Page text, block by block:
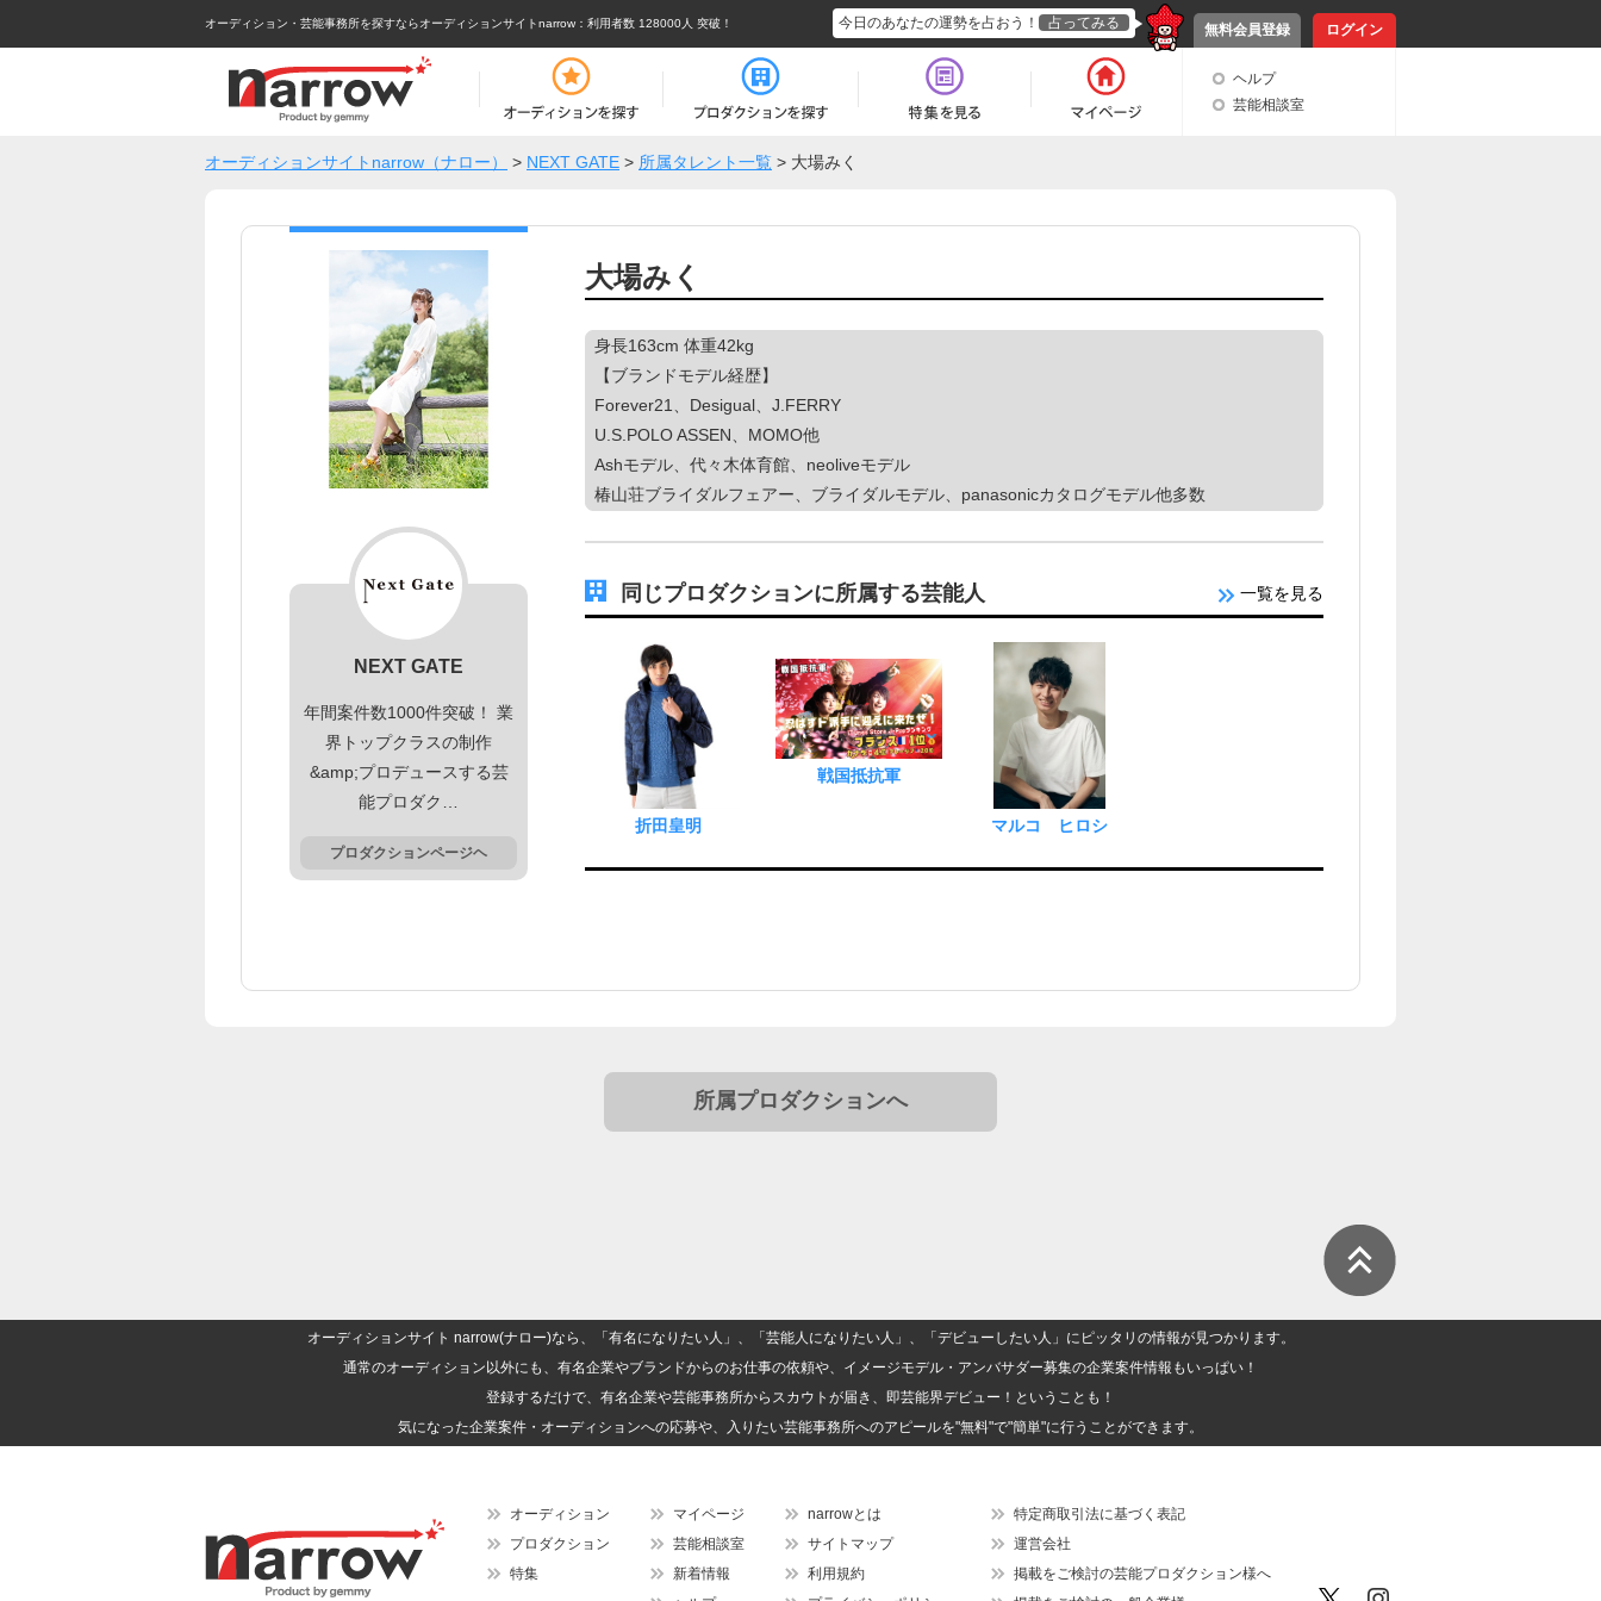
オーディション・芸能事務所を探すならオーディションサイトnarrow ：利用者数 128000人 突破！ 無料会員登録 ログイン
今日のあなたの運勢を占おう！ 占ってみる
ヘルプ
芸能相談室
オーディションサイトnarrow（ナロー） > NEXT GATE > 所属タレント一覧 > 大場みく
NEXT GATE
年間案件数1000件突破！ 業
界トップクラスの制作
&amp;プロデュースする芸
能プロダク…
プロダクションページヘ
大場みく
身長163cm 体重42kg
【ブランドモデル経歴】
Forever21、Desigual、J.FERRY
U.S.POLO ASSEN、MOMO他
Ashモデル、代々木体育館、neoliveモデル
椿山荘ブライダルフェアー、ブライダルモデル、panasonicカタログモデル他多数
同じプロダクションに所属する芸能人 一覧を見る
折田皇明
戦国抵抗軍
マルコ ヒロシ
所属プロダクションへ
オーディションサイト narrow(ナロー)なら、「有名になりたい人」、「芸能人になりたい人」、「デビューしたい人」にピッタリの情報が見つかります。
通常のオーディション以外にも、有名企業やブランドからのお仕事の依頼や、イメージモデル・アンバサダー募集の企業案件情報もいっぱい！
登録するだけで、有名企業や芸能事務所からスカウトが届き、即芸能界デビュー！ということも！
気になった企業案件・オーディションへの応募や、入りたい芸能事務所へのアピールを"無料"で"簡単"に行うことができます。
オーディション
プロダクション
特集
マイページ
芸能相談室
新着情報
narrowとは
サイトマップ
利用規約
特定商取引法に基づく表記
運営会社
掲載をご検討の芸能プロダクション様へ